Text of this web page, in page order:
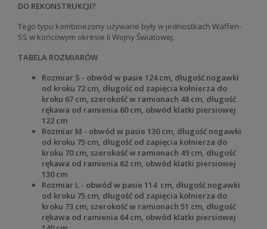
DO REKONSTRUKCJI?
Tego typu kombinezony używane były w jednostkach Waffen-
SS w końcowym okresie II Wojny Światowej.
TABELA ROZMIARÓW
Rozmiar S - obwód w pasie 124 cm, długość nogawki
od kroku 72 cm, długość od zapięcia kołnierza do
kroku 67 cm, szerokość w ramionach 48 cm, długość
rękawa od ramienia 60 cm, obwód klatki piersiowej
122 cm
Rozmiar M - obwód w pasie 130 cm, długość nogawki
od kroku 75 cm, długość od zapięcia kołnierza do
kroku 70 cm, szerokość w ramionach 49 cm, długość
rękawa od ramienia 62 cm, obwód klatki piersiowej
130 cm
Rozmiar L - obwód w pasie 114 cm, długość nogawki
od kroku 75 cm, długość od zapięcia kołnierza do
kroku 73 cm, szerokość w ramionach 51 cm, długość
rękawa od ramienia 64 cm, obwód klatki piersiowej